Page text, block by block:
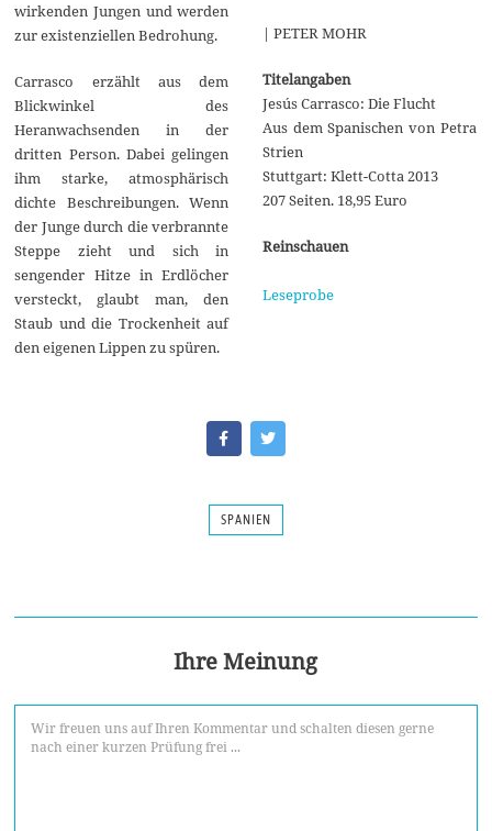
wirkenden Jungen und werden
zur existenziellen Bedrohung.
Carrasco erzählt aus dem
Blickwinkel des
Heranwachsenden in der
dritten Person. Dabei gelingen
ihm starke, atmosphärisch
dichte Beschreibungen. Wenn
der Junge durch die verbrannte
Steppe zieht und sich in
sengender Hitze in Erdlöcher
versteckt, glaubt man, den
Staub und die Trockenheit auf
den eigenen Lippen zu spüren.
| PETER MOHR
Titelangaben
Jesús Carrasco: Die Flucht
Aus dem Spanischen von Petra
Strien
Stuttgart: Klett-Cotta 2013
207 Seiten. 18,95 Euro
Reinschauen
Leseprobe
SPANIEN
Ihre Meinung